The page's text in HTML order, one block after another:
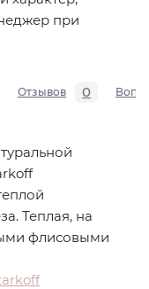
при
Отзывов 0
Теплая, на
флисовыми